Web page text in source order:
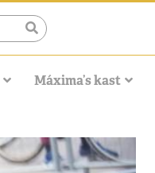
Máxima’s kast